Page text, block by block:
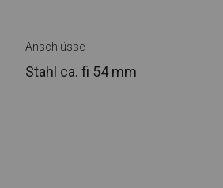
Anschlüsse
Stahl ca. fi 54 mm